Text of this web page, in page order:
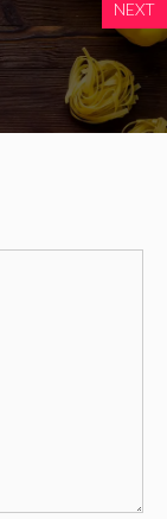
NEXT